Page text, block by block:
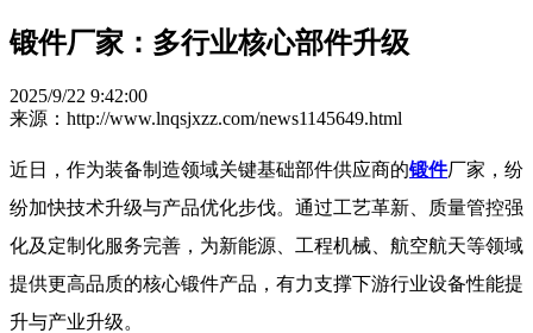
锻件厂家：多行业核心部件升级
2025/9/22 9:42:00
来源：http://www.lnqsjxzz.com/news1145649.html
近日，作为装备制造领域关键基础部件供应商的锻件厂家，纷
纷加快技术升级与产品优化步伐。通过工艺革新、质量管控强
化及定制化服务完善，为新能源、工程机械、航空航天等领域
提供更高品质的核心锻件产品，有力支撑下游行业设备性能提
升与产业升级。